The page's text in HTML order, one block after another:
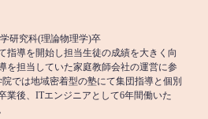
研究科(理論物理学)卒
指導を開始し担当生徒の成績を大きく向
を担当していた家庭教師会社の運営に参
では地域密着型の塾にて集団指導と個別
業後、ITエンジニアとして6年間働いた